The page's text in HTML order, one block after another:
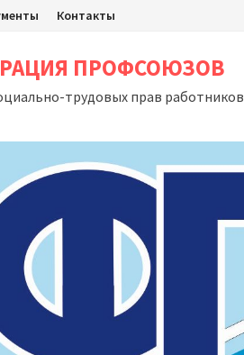
Контакты
ПРОФСОЮЗОВ
трудовых прав работников